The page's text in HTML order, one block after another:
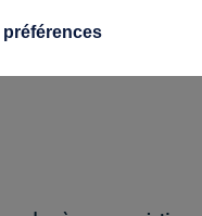
préférences